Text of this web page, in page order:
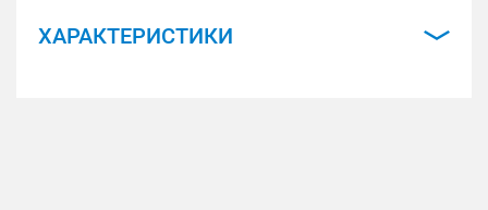
ХАРАКТЕРИСТИКИ